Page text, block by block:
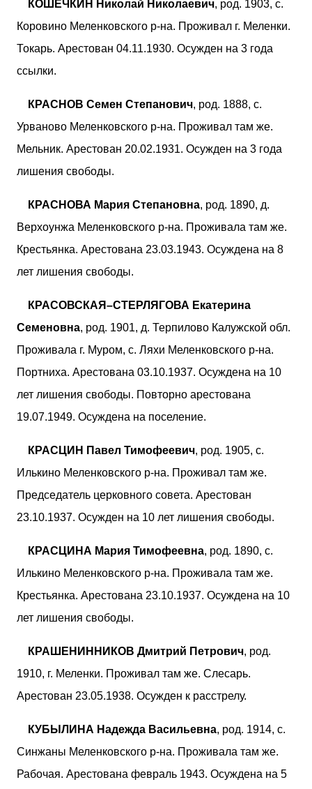
КОШЕЧКИН Николай Николаевич, род. 1903, с.
Коровино Меленковского р-на. Проживал г. Меленки.
Токарь. Арестован 04.11.1930. Осужден на 3 года
ссылки.
КРАСНОВ Семен Степанович, род. 1888, с.
Урваново Меленковского р-на. Проживал там же.
Мельник. Арестован 20.02.1931. Осужден на 3 года
лишения свободы.
КРАСНОВА Мария Степановна, род. 1890, д.
Верхоунжа Меленковского р-на. Проживала там же.
Крестьянка. Арестована 23.03.1943. Осуждена на 8
лет лишения свободы.
КРАСОВСКАЯ–СТЕРЛЯГОВА Екатерина
Семеновна, род. 1901, д. Терпилово Калужской обл.
Проживала г. Муром, с. Ляхи Меленковского р-на.
Портниха. Арестована 03.10.1937. Осуждена на 10
лет лишения свободы. Повторно арестована
19.07.1949. Осуждена на поселение.
КРАСЦИН Павел Тимофеевич, род. 1905, с.
Илькино Меленковского р-на. Проживал там же.
Председатель церковного совета. Арестован
23.10.1937. Осужден на 10 лет лишения свободы.
КРАСЦИНА Мария Тимофеевна, род. 1890, с.
Илькино Меленковского р-на. Проживала там же.
Крестьянка. Арестована 23.10.1937. Осуждена на 10
лет лишения свободы.
КРАШЕНИННИКОВ Дмитрий Петрович, род.
1910, г. Меленки. Проживал там же. Слесарь.
Арестован 23.05.1938. Осужден к расстрелу.
КУБЫЛИНА Надежда Васильевна, род. 1914, с.
Синжаны Меленковского р-на. Проживала там же.
Рабочая. Арестована февраль 1943. Осуждена на 5